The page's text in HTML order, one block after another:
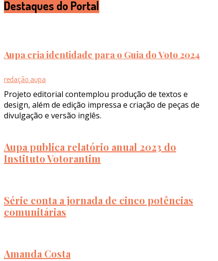
Destaques do Portal
Aupa cria identidade para o Guia do Voto 2024
redação aupa
Projeto editorial contemplou produção de textos e
design, além de edição impressa e criação de peças de
divulgação e versão inglês.
Aupa publica relatório anual 2023 do
Instituto Votorantim
Série conta a jornada de cinco potências
comunitárias
Amanda Costa